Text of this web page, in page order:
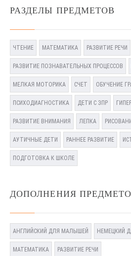
РАЗДЕЛЫ ПРЕДМЕТОВ
ЧТЕНИЕ МАТЕМАТИКА РАЗВИТИЕ РЕЧИ
РАЗВИТИЕ ПОЗНАВАТЕЛЬНЫХ ПРОЦЕССОВ
МЕЛКАЯ МОТОРИКА СЧЕТ ОБУЧЕНИЕ
ПСИХОДИАГНОСТИКА ДЕТИ С ЗПР
РАЗВИТИЕ ВНИМАНИЯ ЛЕПКА
АУТИЧНЫЕ ДЕТИ РАННЕЕ РАЗВИТИЕ
ПОДГОТОВКА К ШКОЛЕ
ДОПОЛНЕНИЯ
АНГЛИЙСКИЙ ДЛЯ МАЛЫШЕЙ НЕМЕЦКИЙ
МАТЕМАТИКА РАЗВИТИЕ РЕЧИ